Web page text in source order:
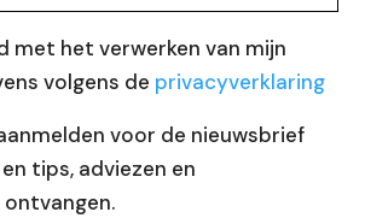
met het verwerken van mijn
volgens de privacyverklaring
voor de nieuwsbrief
en tips, adviezen en